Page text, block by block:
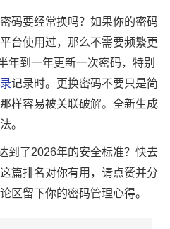
码要经常换吗？如果你的密码
台使用过，那么不需要频繁更
年到一年更新一次密码，特别
记录时。更换密码不要只是简
样容易被关联破解。全新生成
。
到了2026年的安全标准？快去
篇排名对你有用，请点赞并分
区留下你的密码管理心得。